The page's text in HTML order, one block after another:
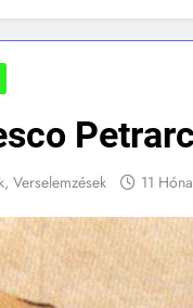
Verselemzések 11